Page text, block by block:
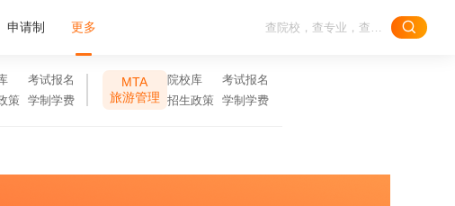
申请制 更多
考试报名
策
学制学费
MTA
旅游管理
院校库
考试报名
招生政策
学制学费